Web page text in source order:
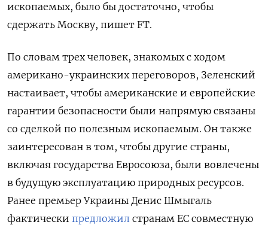
ископаемых, было бы достаточно, чтобы
сдержать Москву, пишет FT.
По словам трех человек, знакомых с ходом
американо-украинских переговоров, Зеленский
настаивает, чтобы американские и европейские
гарантии безопасности были напрямую связаны
со сделкой по полезным ископаемым. Он также
заинтересован в том, чтобы другие страны,
включая государства Евросоюза, были вовлечены
в будущую эксплуатацию природных ресурсов.
Ранее премьер Украины Денис Шмыгаль
фактически предложил странам ЕС совместную